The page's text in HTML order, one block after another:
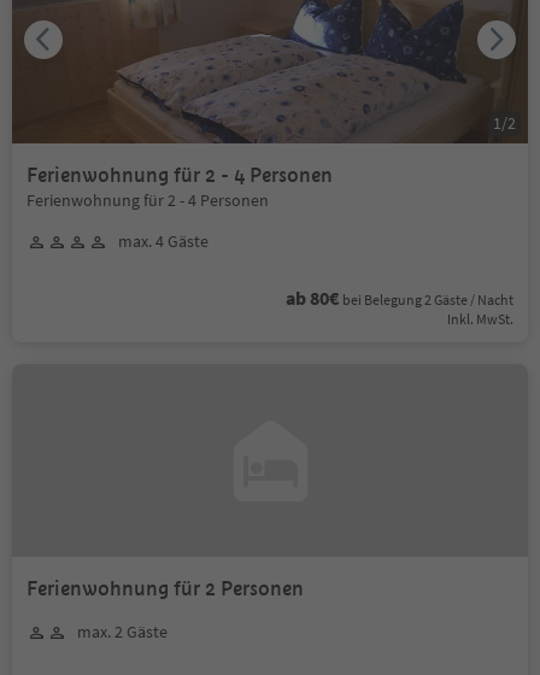
Ferienwohnung für 2 - 4 Personen
Ferienwohnung für 2 - 4 Personen
max. 4 Gäste
ab 80€ bei Belegung 2 Gäste / Nacht
Inkl. MwSt.
1/2
Ferienwohnung für 2 Personen
max. 2 Gäste